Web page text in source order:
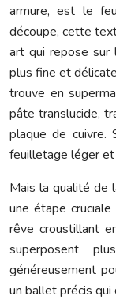
armure, est le
découpe, cette
art qui repose sur
plus fine et
trouve en
pâte translucide,
plaque de cuivre.
feuilletage léger et
Mais la qualité de
une étape
rêve croustillant
superposent
généreusement
un ballet précis